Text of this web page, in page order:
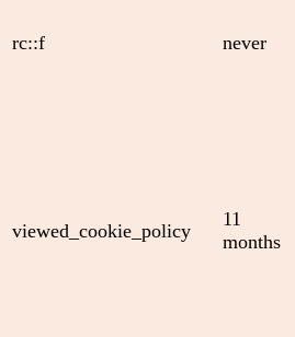
rc::f never
viewed_cookie_policy
11
months